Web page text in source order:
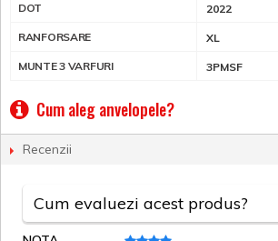
DOT 2022
RANFORSARE XL
MUNTE 3 VARFURI 3PMSF
Cum aleg anvelopele?
Recenzii
Cum evaluezi acest produs?